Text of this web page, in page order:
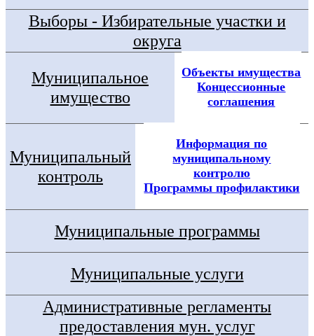
Выборы - Избирательные участки и
округа
Муниципальное
имущество
Объекты имущества
Концессионные
соглашения
Муниципальный
контроль
Информация по
муниципальному
контролю
Программы профилактики
Муниципальные программы
Муниципальные услуги
Административные регламенты
предоставления мун. услуг